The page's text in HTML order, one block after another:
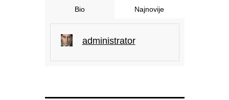
Bio Najnovije
administrator